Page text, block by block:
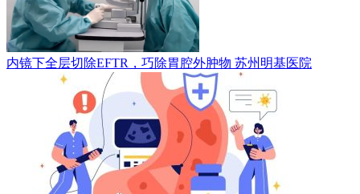
内镜下全层切除EFTR，巧除胃腔外肿物 苏州明基医院